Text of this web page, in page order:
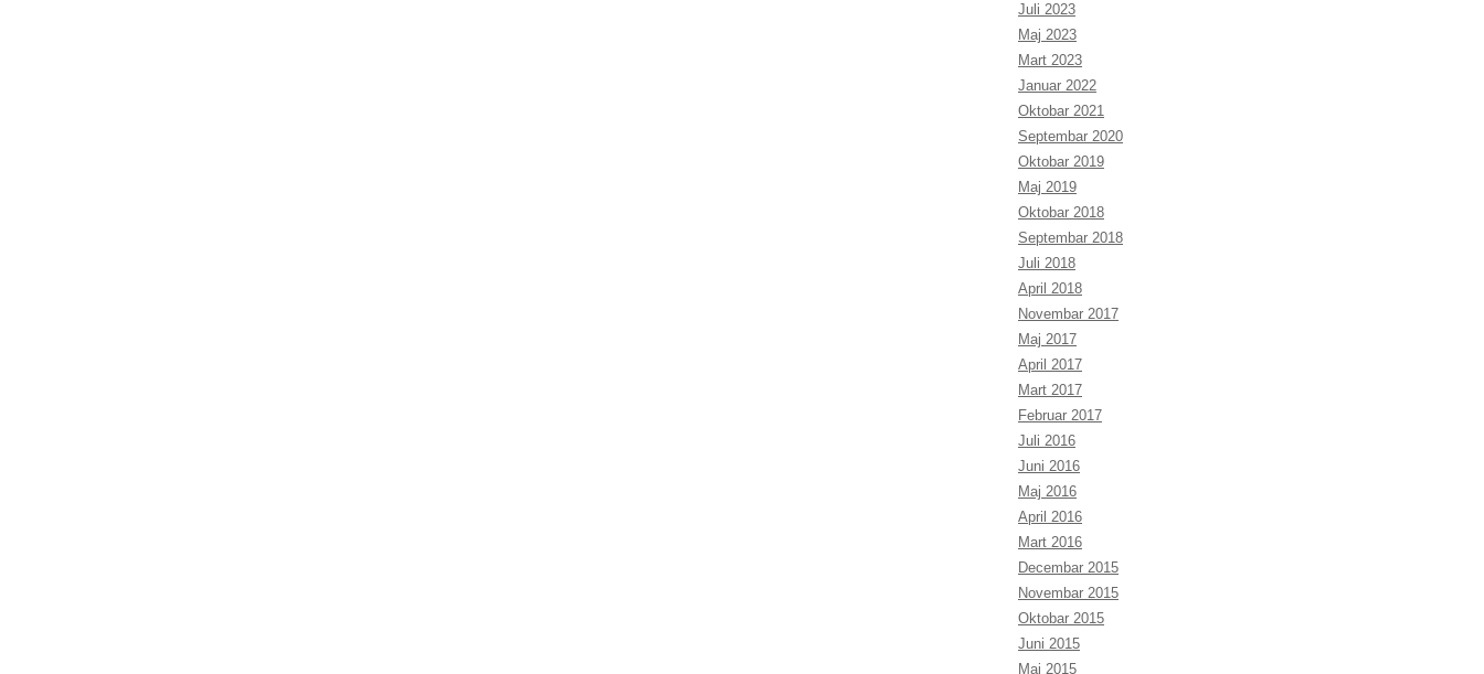
Juli 2023
Maj 2023
Mart 2023
Januar 2022
Oktobar 2021
Septembar 2020
Oktobar 2019
Maj 2019
Oktobar 2018
Septembar 2018
Juli 2018
April 2018
Novembar 2017
Maj 2017
April 2017
Mart 2017
Februar 2017
Juli 2016
Juni 2016
Maj 2016
April 2016
Mart 2016
Decembar 2015
Novembar 2015
Oktobar 2015
Juni 2015
Maj 2015